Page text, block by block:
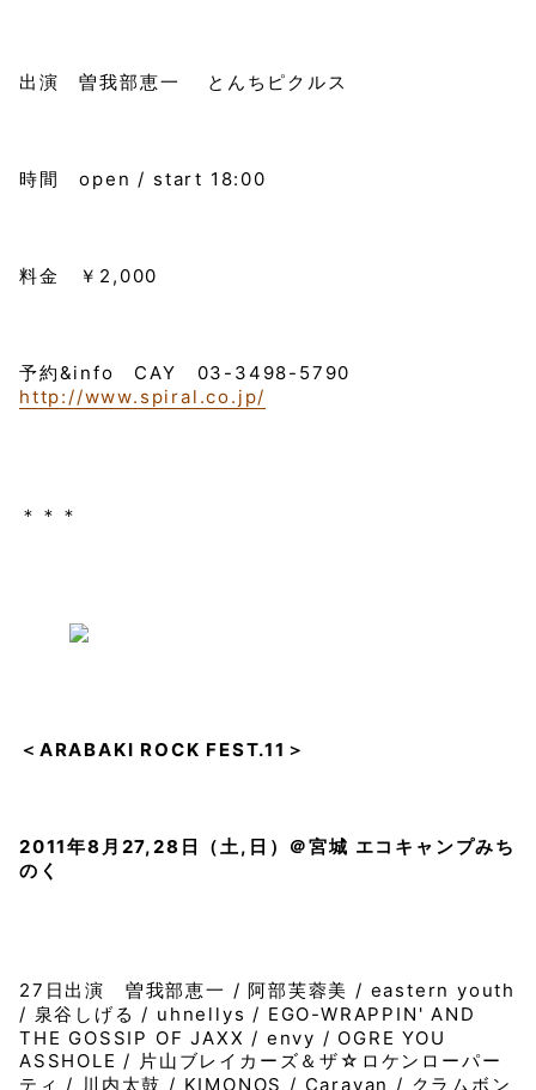
出演 曽我部恵一 とんちピクルス
時間 open / start 18:00
料金 ￥2,000
予約&info CAY 03-3498-5790
http://www.spiral.co.jp/
＊＊＊
＜ARABAKI ROCK FEST.11＞
2011年8月27,28日（土,日）＠宮城 エコキャンプみち
のく
27日出演 曽我部恵一 / 阿部芙蓉美 / eastern youth
/ 泉谷しげる / uhnellys / EGO-WRAPPIN' AND
THE GOSSIP OF JAXX / envy / OGRE YOU
ASSHOLE / 片山ブレイカーズ＆ザ☆ロケンローパー
ティ / 川内太鼓 / KIMONOS / Caravan / クラムボン